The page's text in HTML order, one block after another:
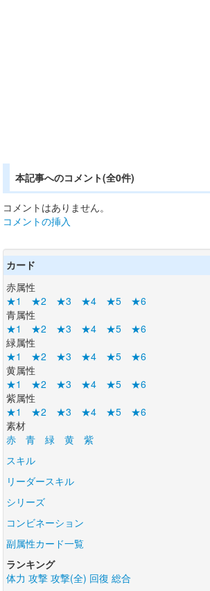
本記事へのコメント(全0件)
コメントはありません。
コメントの挿入
カード
赤属性
★1
★2 ★3 ★4 ★5
★6
青属性
★1
★2 ★3 ★4 ★5
★6
緑属性
★1
★2 ★3 ★4 ★5
★6
黄属性
★1
★2 ★3 ★4 ★5
★6
紫属性
★1
★2 ★3 ★4 ★5
★6
素材
赤
青 緑 黄
紫
スキル
リーダースキル
シリーズ
コンビネーション
副属性カード一覧
ランキング
体力 攻撃 攻撃(全) 回復 総合